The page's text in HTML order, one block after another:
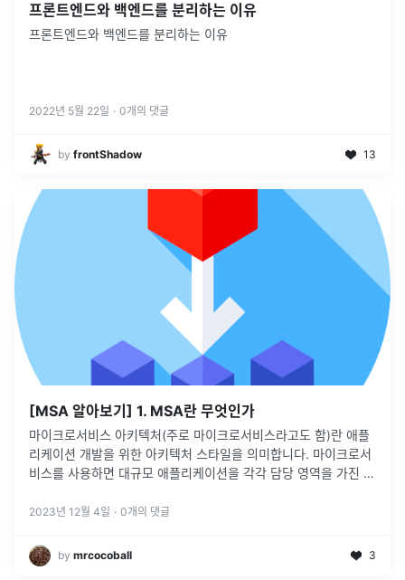
프론트엔드와 백엔드를 분리하는 이유
프론트엔드와 백엔드를 분리하는 이유
2022년 5월 22일 · 0개의 댓글
by frontShadow 13
[MSA 알아보기] 1. MSA란 무엇인가
마이크로서비스 아키텍처(주로 마이크로서비스라고도 함)란 애플
리케이션 개발을 위한 아키텍처 스타일을 의미합니다. 마이크로서
비스를 사용하면 대규모 애플리케이션을 각각 담당 영역을 가진 소
2023년 12월 4일 · 0개의 댓글
by mrcocoball 3